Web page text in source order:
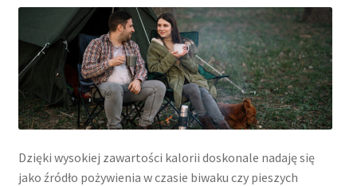
Dzięki wysokiej zawartości kalorii doskonale nadaję się
jako źródło pożywienia w czasie biwaku czy pieszych